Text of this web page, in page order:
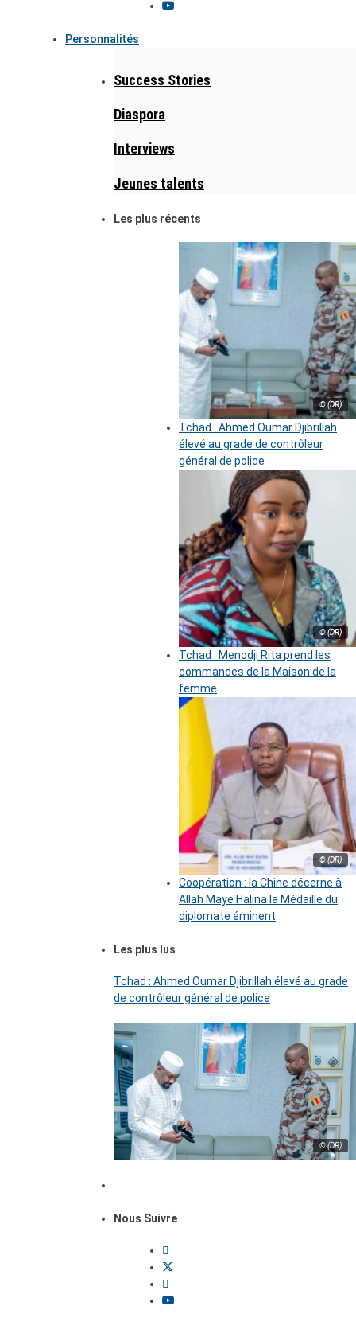
Personnalités
Success Stories
Diaspora
Interviews
Jeunes talents
Les plus récents
© (DR)
Tchad : Ahmed Oumar Djibrillah
élevé au grade de contrôleur
général de police
© (DR)
Tchad : Menodji Rita prend les
commandes de la Maison de la
femme
© (DR)
Coopération : la Chine décerne à
Allah Maye Halina la Médaille du
diplomate éminent
Les plus lus
Tchad : Ahmed Oumar Djibrillah élevé au grade
de contrôleur général de police
© (DR)
Nous Suivre